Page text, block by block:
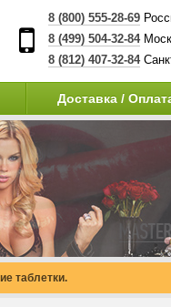
8 (800) 555-28-69
8 (499) 504-32-84
8 (812) 407-32-84
Доставка /
таблетки.